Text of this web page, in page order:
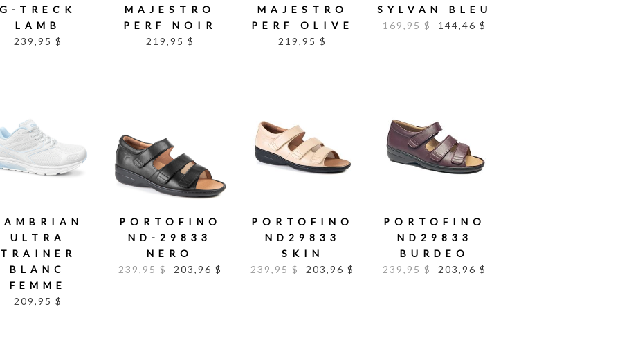
G-TRECK
LAMB
239,95 $
MAJESTRO
PERF NOIR
219,95 $
MAJESTRO
PERF OLIVE
219,95 $
SYLVAN BLEU
169,95 $
144,46 $
ULTRA
TRAINER
BLANC
FEMME
209,95 $
PORTOFINO
ND-29833
NERO
239,95 $
203,96 $
PORTOFINO
ND29833
SKIN
239,95 $
203,96 $
PORTOFINO
ND29833
BURDEO
239,95 $
203,96 $